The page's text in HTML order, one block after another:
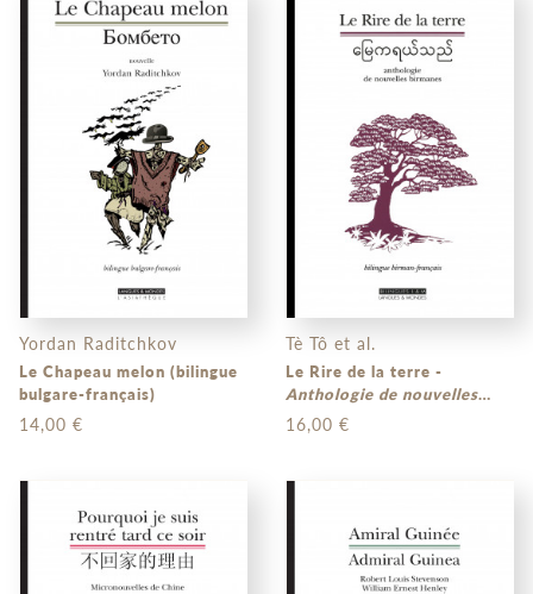
Yordan Raditchkov
Le Chapeau melon (bilingue
bulgare-français)
14,00 €
Tè Tô et al.
Le Rire de la terre -
Anthologie de nouvelles
birmanes
français)
16,00 €